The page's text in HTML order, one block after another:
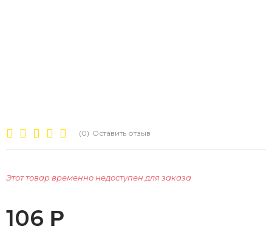
(0) Оставить отзыв
Этот товар временно недоступен для заказа
106 Р